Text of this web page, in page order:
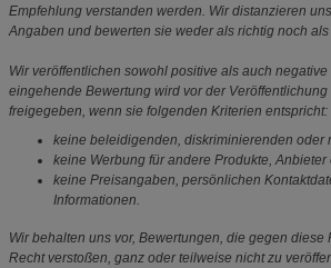
Empfehlung verstanden werden. Wir distanzieren
Angaben und bewerten sie weder als richtig noch als
Wir veröffentlichen sowohl positive als auch
eingehende Bewertung wird vor der
freigegeben, wenn sie folgenden Kriterien entspricht:
keine beleidigenden, diskriminierenden oder
keine Werbung für andere Produkte, Anbieter
keine Preisangaben, persönlichen
Informationen.
Wir behalten uns vor, Bewertungen, die gegen
Recht verstoßen, ganz oder teilweise nicht zu